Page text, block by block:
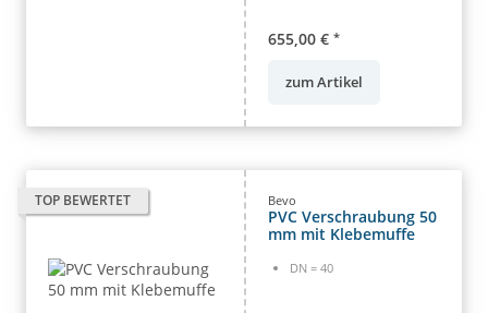
655,00 € *
zum Artikel
TOP BEWERTET Bevo
PVC Verschraubung 50
mm mit Klebemuffe
DN = 40